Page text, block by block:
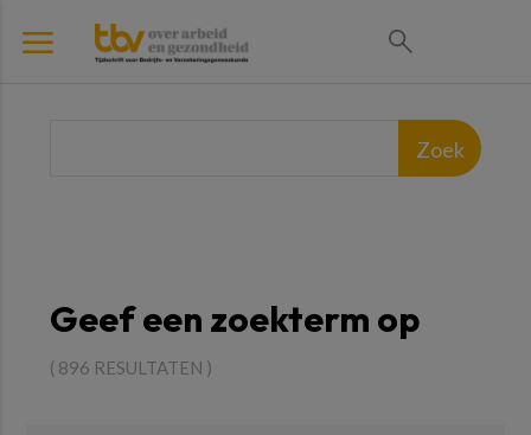
Geef een zoekterm op
( 896 RESULTATEN )